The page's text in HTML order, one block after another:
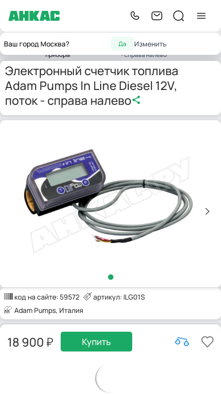
Ваш город Москва? Да Изменить
Главнаяизмерительные
приборы
СчетчикиAdam Pumps In Line Diesel 12V, поток
- справа налево
Электронный счетчик топлива
Adam Pumps In Line Diesel 12V,
поток - справа налево
код на сайте: 59572
артикул: ILG01S
Adam Pumps, Италия
18 900 Купить